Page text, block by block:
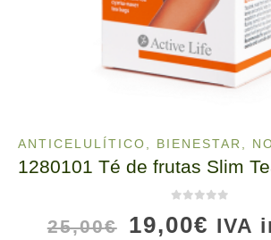
ANTICELULÍTICO, BIENESTAR,
25,00€
El
19,00€ El
IVA